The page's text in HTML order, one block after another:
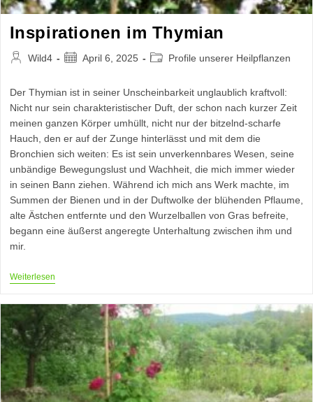
Inspirationen im Thymian
Beitrags-
Wild4
BeitragApril 6, 2025
Beitrags-Profile unserer Heilpflanzen
Der Thymian ist in seiner Unscheinbarkeit unglaublich kraftvoll:
Nicht nur sein charakteristischer Duft, der schon nach kurzer Zeit
meinen ganzen Körper umhüllt, nicht nur der bitzelnd-scharfe
Hauch, den er auf der Zunge hinterlässt und mit dem die
Bronchien sich weiten: Es ist sein unverkennbares Wesen, seine
unbändige Bewegungslust und Wachheit, die mich immer wieder
in seinen Bann ziehen. Während ich mich ans Werk machte, im
Summen der Bienen und in der Duftwolke der blühenden Pflaume,
alte Ästchen entfernte und den Wurzelballen von Gras befreite,
begann eine äußerst angeregte Unterhaltung zwischen ihm und
mir.
WeiterlesenInspirationen